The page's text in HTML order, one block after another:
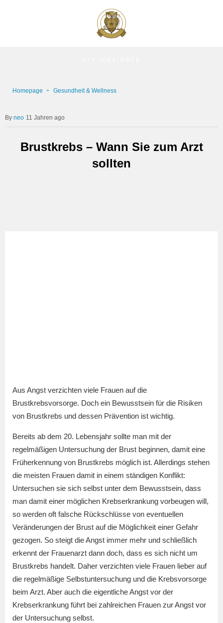
Homepage Gesundheit & Wellness
neo 11 Jahren ago
Brustkrebs – Wann Sie zum Arzt
sollten
Aus Angst verzichten viele Frauen auf die
Brustkrebsvorsorge. Doch ein Bewusstsein für die Risiken
von Brustkrebs und dessen Prävention ist wichtig.
Bereits ab dem 20. Lebensjahr sollte man mit der
regelmäßigen Untersuchung der Brust beginnen, damit eine
Früherkennung von Brustkrebs möglich ist. Allerdings stehen
die meisten Frauen damit in einem ständigen Konflikt:
Untersuchen sie sich selbst unter dem Bewusstsein, dass
man damit einer möglichen Krebserkrankung vorbeugen will,
so werden oft falsche Rückschlüsse von eventuellen
Veränderungen der Brust auf die Möglichkeit einer Gefahr
gezogen. So steigt die Angst immer mehr und schließlich
erkennt der Frauenarzt dann doch, dass es sich nicht um
Brustkrebs handelt. Daher verzichten viele Frauen lieber auf
die regelmäßige Selbstuntersuchung und die Krebsvorsorge
beim Arzt. Aber auch die eigentliche Angst vor der
Krebserkrankung führt bei zahlreichen Frauen zur Angst vor
der Untersuchung selbst.